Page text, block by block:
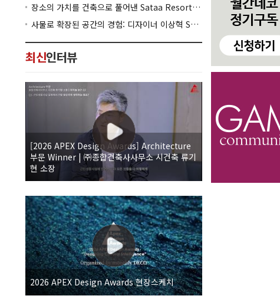
장소의 가치를 건축으로 풀어낸 Sataa Resort Nan
사물로 확장된 공간의 경험: 디자이너 이상혁 SANGHYEOK LEE
최신인터뷰
[2026 APEX Design Awards] Architecture
부문 Winner | ㈜종합건축사사무소 시건축 류기
현 소장
2026 APEX Design Awards 현장스케치